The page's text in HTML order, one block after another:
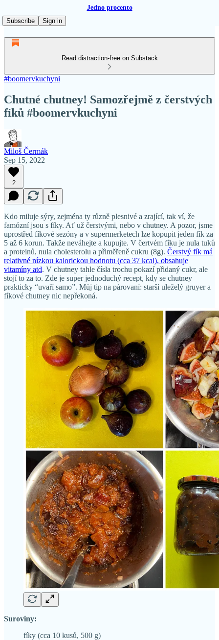
Jedno procento
Subscribe
Sign in
Read distraction-free on Substack
#boomervkuchyni
Chutné chutney! Samozřejmě z čerstvých
fíků #boomervkuchyni
Miloš Čermák
Sep 15, 2022
2
Kdo miluje sýry, zejména ty různě plesnivé a zrající, tak ví, že
famózní jsou s fíky. Ať už čerstvými, nebo v chutney. A pozor, jsme
uprostřed fíkové sezóny a v supermerketech lze kopupit jeden fík za
5 až 6 korun. Takže neváhejte a kupujte. V čertvém fíku je nula tuků
a proteinů, nula cholesterolu a přiměřeně cukru (8g). Čerstvý fík má
relativné nízkou kalorickou hodnotu (cca 37 kcal), obsahuje
vitamíny atd. V chutney tahle čísla trochu pokazí přidaný cukr, ale
stojí to za to. Zde je super jednoduchý recept, kdy se chutney
prakticky “uvaří samo”. Můj tip na párovaní: starší uleželý gruyer a
fíkové chutney nic nepřekoná.
Suroviny:
fíky (cca 10 kusů, 500 g)